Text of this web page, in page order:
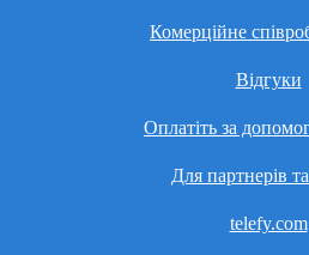
Комерційне
Відгуки
Оплатіть за
Для партнерів
telefy.com